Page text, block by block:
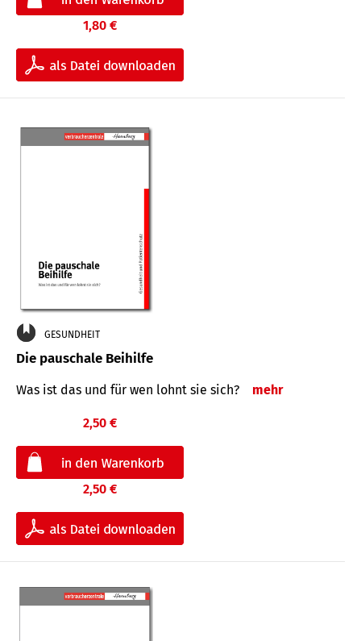
1,80 €
GESUNDHEIT
Die pauschale Beihilfe
Was ist das und für wen lohnt sie sich? mehr
2,50 €
2,50 €